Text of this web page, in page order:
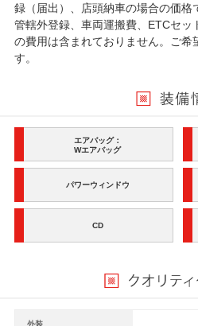
録（届出）、店頭納車の場合の価格
管轄外登録、車両運搬費、ETCセッ
の費用は含まれておりません。ご希
す。
エアバッグ：
Wエアバッグ
パワーウィンドウ
CD
外装